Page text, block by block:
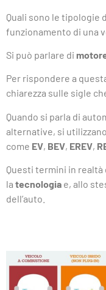
Quali sono le tipologie
funzionamento di una
Si può parlare di
Per rispondere a
chiarezza sulle sigle
Quando si parla di
alternative, si
come EV, BEV, EREV,
Questi termini in
la tecnologia e, allo
dell’auto.